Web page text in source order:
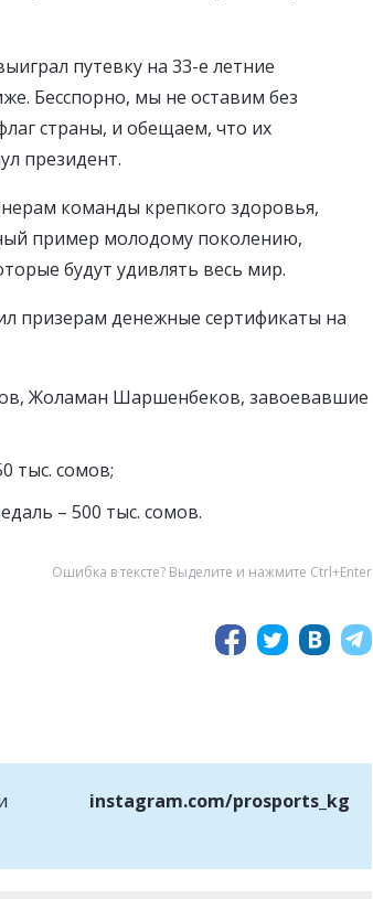
путевку на 33-е летние
Бесспорно, мы не оставим без
страны, и обещаем, что их
президент.
команды крепкого здоровья,
пример молодому поколению,
будут удивлять весь мир.
призерам денежные сертификаты на
Жоламан Шаршенбеков, завоевавшие
тыс. сомов;
– 500 тыс. сомов.
Ошибка в тексте? Выделите и нажмите Ctrl+Enter
instagram.com/prosports_kg